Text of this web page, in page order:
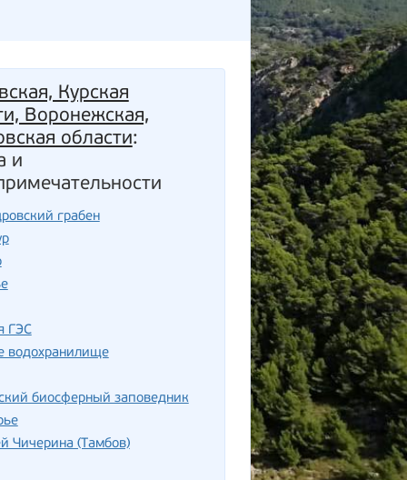
Курская
Воронежская,
области:
и
грабен
ГЭС
водохранилище
биосферный заповедник
Чичерина (Тамбов)